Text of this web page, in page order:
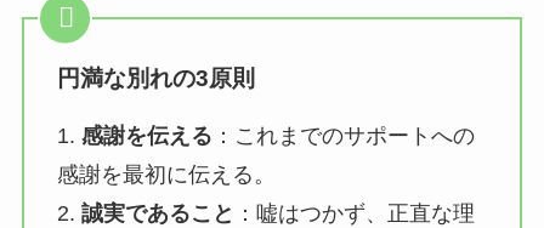
円満な別れの3原則
1. 感謝を伝える ：これまでのサポートへの
感謝を最初に伝える。
2. 誠実であること ：嘘はつかず、正直な理